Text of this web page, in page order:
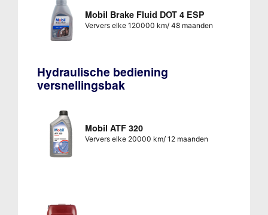
Mobil Brake Fluid DOT 4 ESP
Ververs elke 120000 km/ 48 maanden
Hydraulische bediening
versnellingsbak
Mobil ATF 320
Ververs elke 20000 km/ 12 maanden